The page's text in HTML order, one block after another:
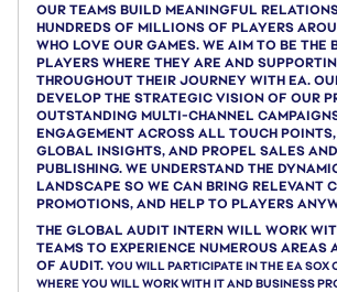
OUR TEAMS BUILD MEANINGFUL
HUNDREDS OF MILLIONS OF PLAYERS
WHO LOVE OUR GAMES. WE AIM TO BE THE
PLAYERS WHERE THEY ARE AND
THROUGHOUT THEIR JOURNEY WITH EA.
DEVELOP THE STRATEGIC VISION OF OUR
OUTSTANDING MULTI-CHANNEL
ENGAGEMENT ACROSS ALL TOUCH
GLOBAL INSIGHTS, AND PROPEL SALES
PUBLISHING. WE UNDERSTAND THE
LANDSCAPE SO WE CAN BRING RELEVANT
PROMOTIONS, AND HELP TO PLAYERS
THE GLOBAL AUDIT INTERN WILL WORK
TEAMS TO EXPERIENCE NUMEROUS AREAS
OF AUDIT. YOU WILL PARTICIPATE IN THE EA
WHERE YOU WILL WORK WITH IT AND BUSINESS